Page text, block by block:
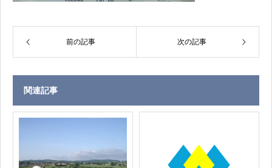
前の記事 次の記事
関連記事